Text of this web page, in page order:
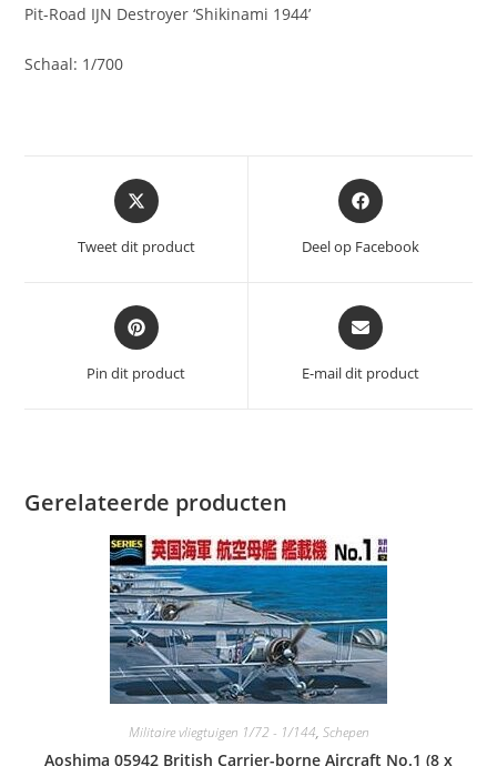
Pit-Road IJN Destroyer ‘Shikinami 1944’
Schaal: 1/700
Opent
in
nieuw
Tweet dit product
Opent
in
nieuw
Deel op Facebook
Opent
in
nieuw
Pin dit product
Opent
in
nieuw
E-mail dit product
Gerelateerde producten
Militaire vliegtuigen 1/72 - 1/144, Schepen
Aoshima 05942 British Carrier-borne Aircraft No.1 (8 x